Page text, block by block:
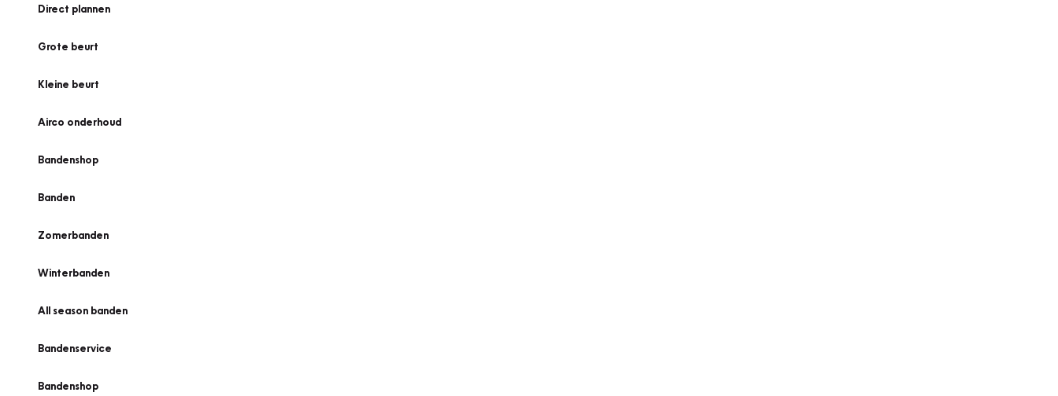
Direct plannen
Grote beurt
Kleine beurt
Airco onderhoud
Bandenshop
Banden
Zomerbanden
Winterbanden
All season banden
Bandenservice
Bandenshop